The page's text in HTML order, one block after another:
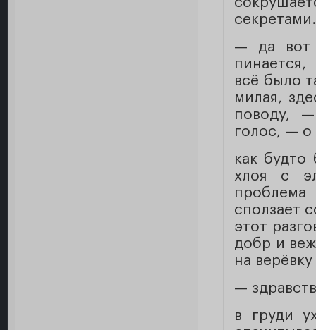
— да вот
всё было
милая,
поводу,
голос, — о
как
хлоя с
сползает
этот
добр и
на
—
в груди